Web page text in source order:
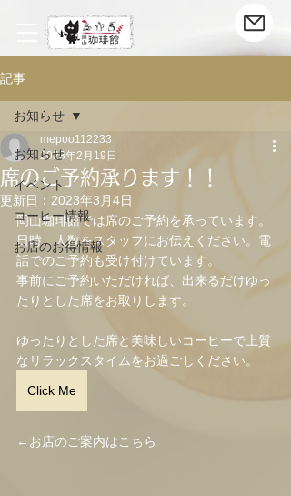
記事
お知らせ
イベント
コーヒー情報
お店のお得情報
お知らせ
席のご予約承ります！！
mepoo112233
2023年2月19日
更新日： 2023年3月4日
岡山珈琲館では席のご予約を承っています。
日時、人数をスタッフにお伝えください。電
話でのご予約も受け付けています。
事前にご予約いただければ、出来るだけゆっ
たりとした席をお取りします。
ゆったりとした席と美味しいコーヒーで上質
なリラックスタイムをお過ごしください。
Click Me
←お店のご案内はこちら